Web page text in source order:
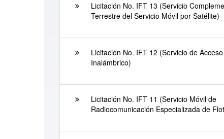
Licitación No. IFT 13 (Servicio
Terrestre del Servicio Móvil por Satélite)
Licitación No. IFT 12 (Servicio de Acceso
Inalámbrico)
Licitación No. IFT 11 (Servicio Móvil de
Radiocomunicación Especializada de